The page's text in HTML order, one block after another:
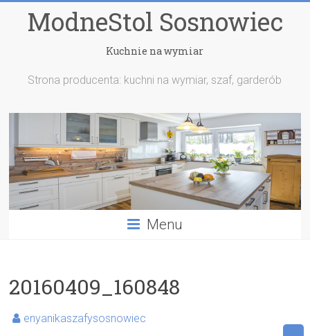
ModneStol Sosnowiec
Kuchnie na wymiar
Strona producenta: kuchni na wymiar, szaf, garderób
Menu
20160409_160848
enyanikaszafysosnowiec